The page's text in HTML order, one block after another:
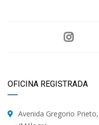
OFICINA REGISTRADA
Avenida Gregorio